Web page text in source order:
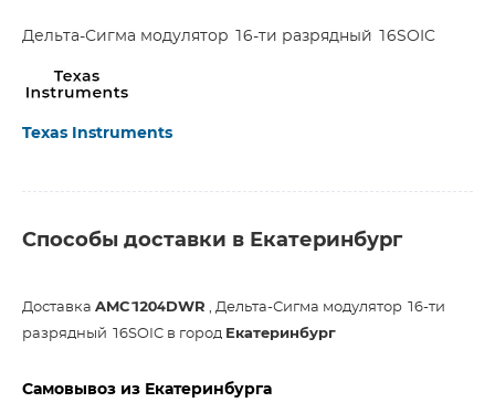
Дельта-Сигма модулятор 16-ти разрядный 16SOIC
Texas Instruments
Способы доставки в Екатеринбург
Доставка AMC1204DWR , Дельта-Сигма модулятор 16-ти
разрядный 16SOIC в город Екатеринбург
Самовывоз из Екатеринбурга